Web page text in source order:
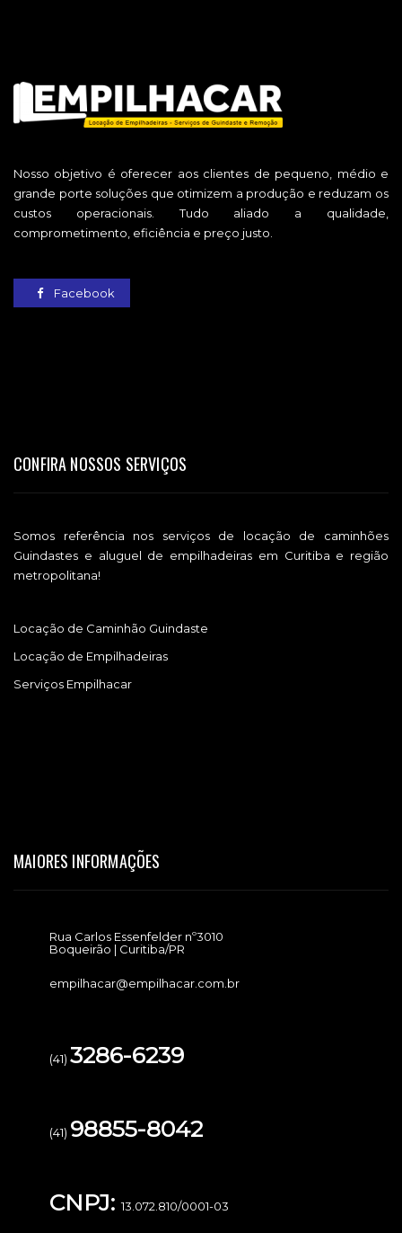
Nosso objetivo é oferecer aos clientes de pequeno, médio e
grande porte soluções que otimizem a produção e reduzam os
custos operacionais. Tudo aliado a qualidade,
comprometimento, eficiência e preço justo.
Facebook
CONFIRA NOSSOS SERVIÇOS
Somos referência nos serviços de locação de caminhões
Guindastes e aluguel de empilhadeiras em Curitiba e região
metropolitana!
Locação de Caminhão Guindaste
Locação de Empilhadeiras
Serviços Empilhacar
MAIORES INFORMAÇÕES
Rua Carlos Essenfelder nº3010
Boqueirão | Curitiba/PR
empilhacar@empilhacar.com.br
(41) 3286-6239
(41) 98855-8042
CNPJ:13.072.810/0001-03